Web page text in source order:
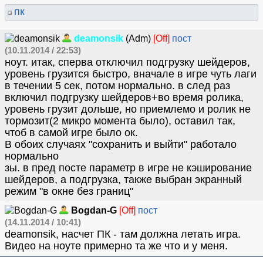
пк
deamonsik (Adm) [Off] пост
(10.11.2014 / 22:53)
ноут. итак, сперва отключил подгрузку шейдеров,
уровень грузится быстро, вначале в игре чуть лаги
в течении 5 сек, потом нормально. в след раз
включил подгрузку шейдеров+во время ролика,
уровень грузит дольше, но приемлемо и ролик не
тормозит(2 микро момента было), оставил так,
чтоб в самой игре было ок.
В обоих случаях "сохранить и выйти" работало
нормально
зы. в пред посте параметр в игре не кэширование
шейдеров, а подгрузка, также выбран экранный
режим "в окне без границ"
Bogdan-G [Off] пост
(14.11.2014 / 10:41)
deamonsik, насчет ПК - там должна летать игра.
Видео на ноуте примерно та же что и у меня.